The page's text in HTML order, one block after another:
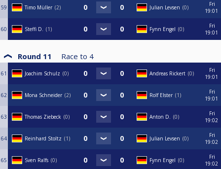
59 Timo Müller 2 Julian Levsen 0
Fri
19:01
60 Steffi D. 1 Fynn Engel 0
Fri
19:01
Round 11 Race to 4
61 Joachim Schulz 0 Andreas Rickert 0
Fri
19:01
62 Mona Schneider 2 Rolf Elster 1
Fri
19:01
63 Thomas Ziebeck 0 Anton D. 0
Fri
19:02
64 Reinhard Stoltz 1 Julian Levsen 0
Fri
19:02
65 Sven Ralfs 0 Fynn Engel 0
Fri
19:02